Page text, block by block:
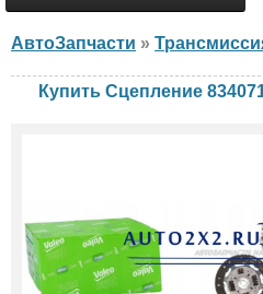
АвтоЗапчасти »
Купить Сцепление